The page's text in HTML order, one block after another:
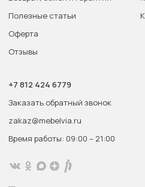
Полезные статьи
Оферта
Отзывы
+7 812 424 6779
Заказать обратный звонок
zakaz@mebelvia.ru
Время работы: 09:00 – 21:00